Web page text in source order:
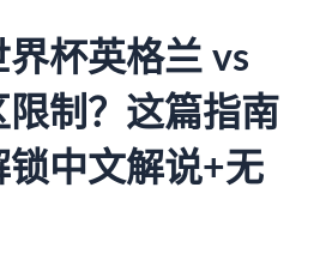
杯英格兰 vs
限制？这篇指南
锁中文解说+无